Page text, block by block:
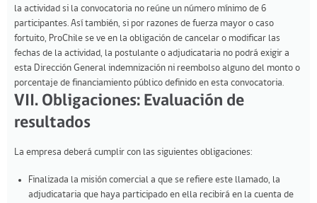
la actividad si la convocatoria no reúne un número mínimo de 6
participantes. Así también, si por razones de fuerza mayor o caso
fortuito, ProChile se ve en la obligación de cancelar o modificar las
fechas de la actividad, la postulante o adjudicataria no podrá exigir a
esta Dirección General indemnización ni reembolso alguno del monto o
porcentaje de financiamiento público definido en esta convocatoria.
VII. Obligaciones: Evaluación de
resultados
La empresa deberá cumplir con las siguientes obligaciones:
Finalizada la misión comercial a que se refiere este llamado, la
adjudicataria que haya participado en ella recibirá en la cuenta de